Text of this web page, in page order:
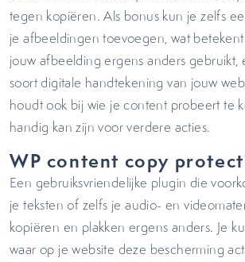
tegen kopiëren. Als bonus kun je zelfs
je afbeeldingen toevoegen, wat
jouw afbeelding ergens anders gebruikt,
soort digitale handtekening van jouw
houdt ook bij wie je content probeert te
handig kan zijn voor verdere acties.
WP content copy
Een gebruiksvriendelijke plugin die
je teksten of zelfs je audio- en
kopiëren en plakken ergens anders. Je
waar op je website deze bescherming